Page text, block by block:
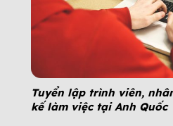
Tuyển lập trình viên,
kế làm việc tại Anh Quốc